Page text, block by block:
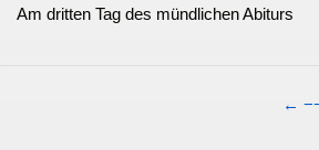
Am dritten Tag des mündlichen Abiturs
←